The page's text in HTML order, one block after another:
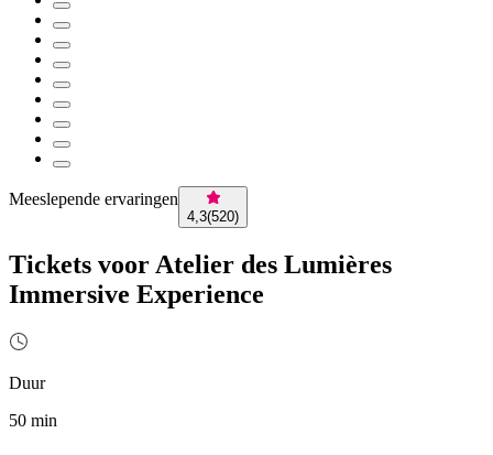
Meeslepende ervaringen
4,3(520)
Tickets voor Atelier des Lumières
Immersive Experience
Duur
50 min